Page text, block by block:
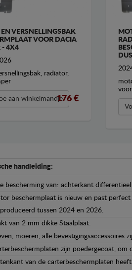
VERSNELLINGSBAK
VOOR DACIA
- 4X4
radiator,
aan winkelmandje176 €
handleiding:
bescherming van: achterkant differentieel
beschermplaat is nieuw en past
tussen 2024 en 2026.
van 2 mm dikke Staalplaat.
moeren, alle bevestigingsaccessoires
zijn poedergecoat, om
van de carterbeschermplaten